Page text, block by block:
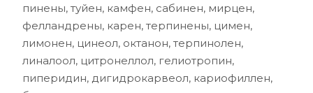
пинены, туйен, камфен, сабинен, мирцен,
фелландрены, карен, терпинены, цимен,
лимонен, цинеол, октанон, терпинолен,
линалоол, цитронеллол, гелиотропин,
пиперидин, дигидрокарвеол, кариофиллен,